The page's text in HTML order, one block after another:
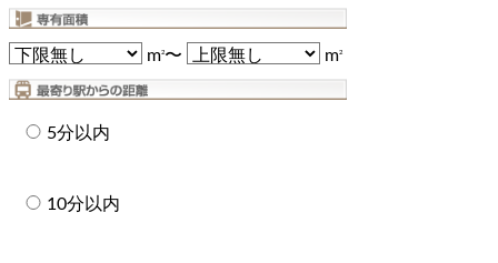
m2〜 m2
5分以内
10分以内